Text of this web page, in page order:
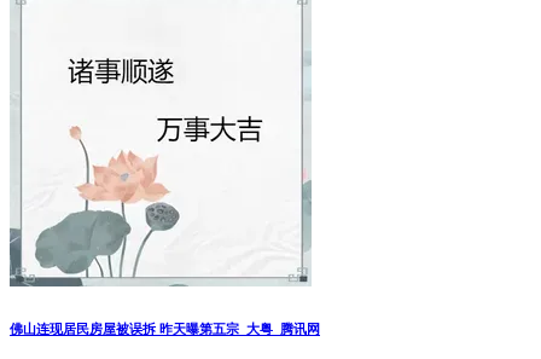
佛山连现居民房屋被误拆 昨天曝第五宗_大粤_腾讯网